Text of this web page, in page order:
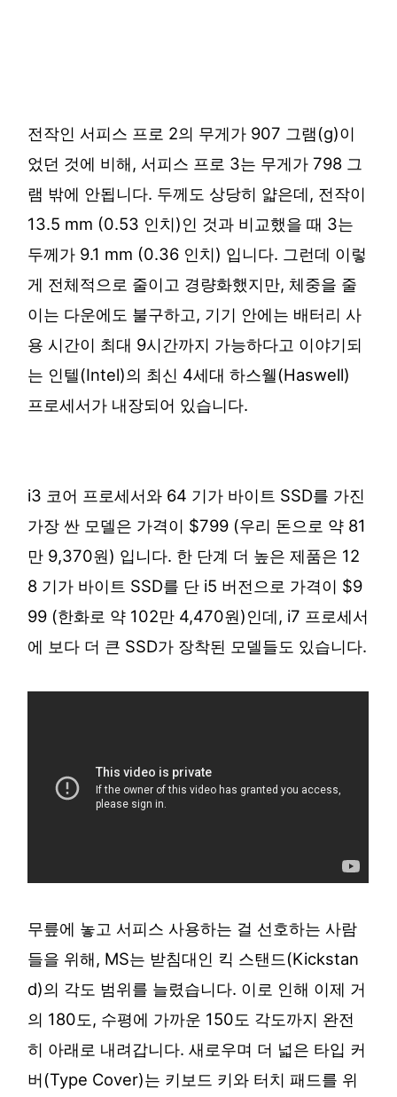
전작인 서피스 프로 2의 무게가 907 그램(g)이
었던 것에 비해, 서피스 프로 3는 무게가 798 그
램 밖에 안됩니다. 두께도 상당히 얇은데, 전작이
13.5 mm (0.53 인치)인 것과 비교했을 때 3는
두께가 9.1 mm (0.36 인치) 입니다. 그런데 이렇
게 전체적으로 줄이고 경량화했지만, 체중을 줄
이는 다운에도 불구하고, 기기 안에는 배터리 사
용 시간이 최대 9시간까지 가능하다고 이야기되
는 인텔(Intel)의 최신 4세대 하스웰(Haswell)
프로세서가 내장되어 있습니다.
i3 코어 프로세서와 64 기가 바이트 SSD를 가진
가장 싼 모델은 가격이 $799 (우리 돈으로 약 81
만 9,370원) 입니다. 한 단계 더 높은 제품은 12
8 기가 바이트 SSD를 단 i5 버전으로 가격이 $9
99 (한화로 약 102만 4,470원)인데, i7 프로세서
에 보다 더 큰 SSD가 장착된 모델들도 있습니다.
무릎에 놓고 서피스 사용하는 걸 선호하는 사람
들을 위해, MS는 받침대인 킥 스탠드(Kickstan
d)의 각도 범위를 늘렸습니다. 이로 인해 이제 거
의 180도, 수평에 가까운 150도 각도까지 완전
히 아래로 내려갑니다. 새로우며 더 넓은 타입 커
버(Type Cover)는 키보드 키와 터치 패드를 위